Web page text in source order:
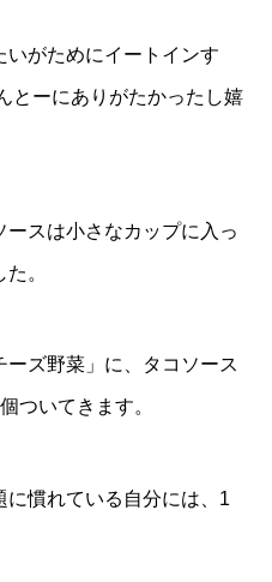
いがためにイートインす
とーにありがたかったし嬉
ースは小さなカップに入っ
。
ーズ野菜」に、タコソース
ついてきます。
に慣れている自分には、1